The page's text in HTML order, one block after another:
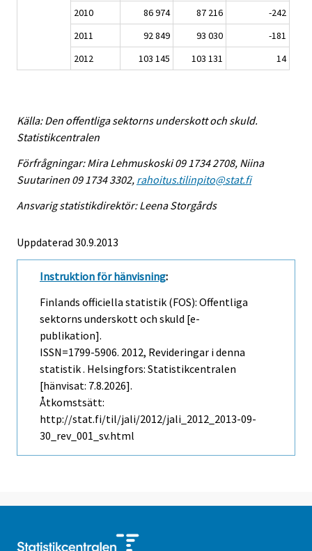
2010
86 974 87 216
-242
2011
92 849 93 030
-181
2012
103 145 103 131 14
Källa: Den offentliga sektorns underskott och skuld.
Statistikcentralen
Förfrågningar: Mira Lehmuskoski 09 1734 2708, Niina
Suutarinen 09 1734 3302, rahoitus.tilinpito@stat.fi
Ansvarig statistikdirektör: Leena Storgårds
Uppdaterad 30.9.2013
Instruktion för hänvisning:
Finlands officiella statistik (FOS): Offentliga
sektorns underskott och skuld [e-
publikation].
ISSN=1799-5906. 2012, Revideringar i denna
statistik . Helsingfors: Statistikcentralen
[hänvisat: 7.8.2026].
Åtkomstsätt:
http://stat.fi/til/jali/2012/jali_2012_2013-09-
30_rev_001_sv.html